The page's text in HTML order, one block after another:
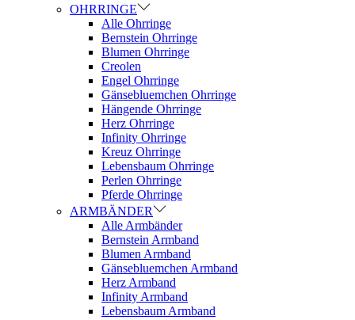
OHRRINGE
Alle Ohrringe
Bernstein Ohrringe
Blumen Ohrringe
Creolen
Engel Ohrringe
Gänsebluemchen Ohrringe
Hängende Ohrringe
Herz Ohrringe
Infinity Ohrringe
Kreuz Ohrringe
Lebensbaum Ohrringe
Perlen Ohrringe
Pferde Ohrringe
ARMBÄNDER
Alle Armbänder
Bernstein Armband
Blumen Armband
Gänsebluemchen Armband
Herz Armband
Infinity Armband
Lebensbaum Armband